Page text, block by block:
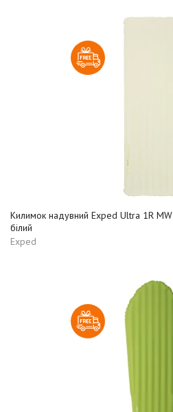
Килимок надувний Exped Ultra 1R MW
білий
Exped